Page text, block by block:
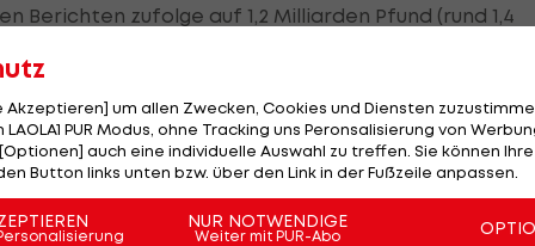
Berichten zufolge auf 1,2 Milliarden Pfund (rund 1,4
auf zwei Milliarden Pfund (2,4 Milliarden Euro)
das Projekt maßgeblich vorantreibt, hatte im
das "Wembley des Nordens" werden.
Akzeptieren] um allen Zwecken, Cookies und Diensten
PUR Modus, ohne Tracking uns Peronsalisierung von
auch eine individuelle Auswahl zu treffen. Sie können
Button links unten bzw. über den Link in der Fußzeile anpassen.
NUR NOTWENDIGE
Weiter mit PUR-Abo